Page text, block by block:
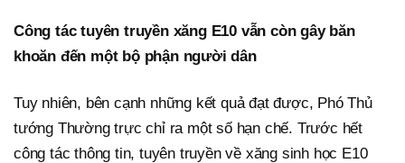
Công tác tuyên truyền xăng E10 vẫn còn gây băn
khoăn đến một bộ phận người dân
Tuy nhiên, bên cạnh những kết quả đạt được, Phó Thủ
tướng Thường trực chỉ ra một số hạn chế. Trước hết
công tác thông tin, tuyên truyền về xăng sinh học E10